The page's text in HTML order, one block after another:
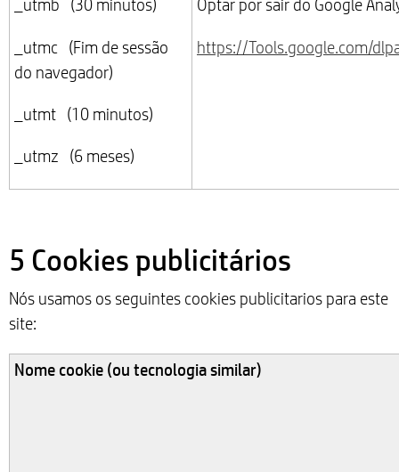
_utmb (30 minutos)
_utmc (Fim de sessão
do navegador)
_utmt (10 minutos)
_utmz (6 meses)
Optar por sair do Google
https://Tools.google.com/
5 Cookies publicitários
Nós usamos os seguintes cookies publicitarios para este
site:
Nome cookie (ou tecnologia similar)